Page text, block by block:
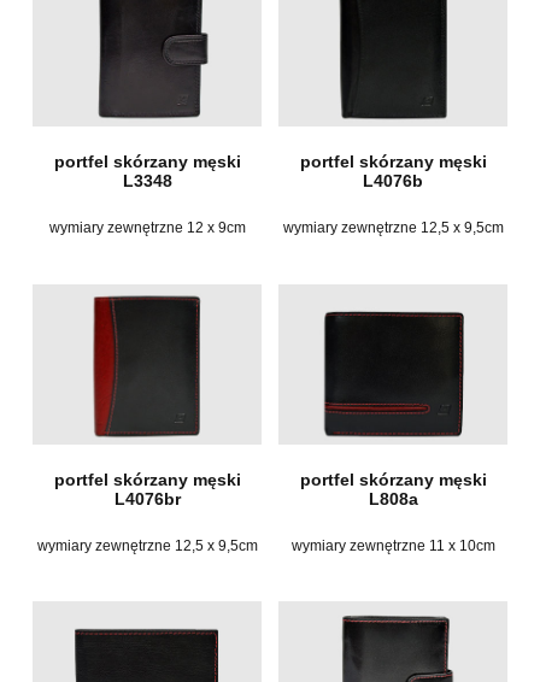
portfel skórzany męski
L3348
wymiary zewnętrzne 12 x 9cm
portfel skórzany męski
L4076b
wymiary zewnętrzne 12,5 x 9,5cm
portfel skórzany męski
L4076br
wymiary zewnętrzne 12,5 x 9,5cm
portfel skórzany męski
L808a
wymiary zewnętrzne 11 x 10cm